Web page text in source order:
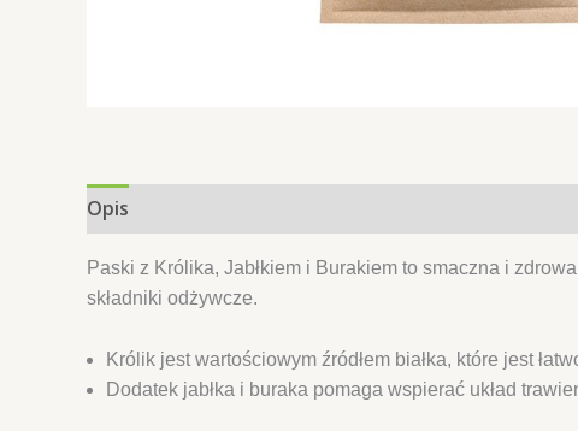
Opis
Paski z Królika, Jabłkiem i Burakiem to smaczna i
składniki odżywcze.
Królik jest wartościowym źródłem białka, które jest
Dodatek jabłka i buraka pomaga wspierać układ